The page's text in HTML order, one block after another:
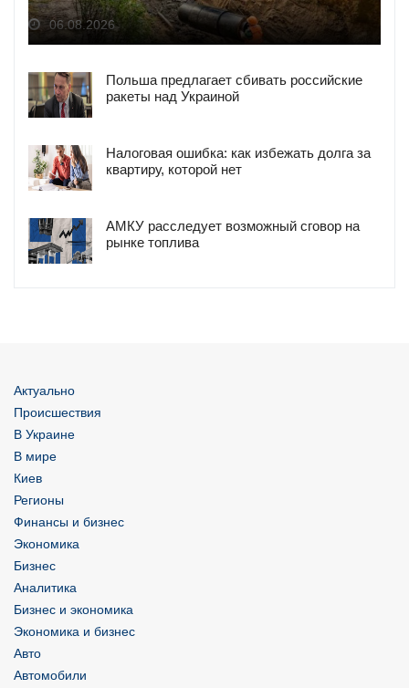
06.08.2026
Польша предлагает сбивать российские
ракеты над Украиной
Налоговая ошибка: как избежать долга за
квартиру, которой нет
АМКУ расследует возможный сговор на
рынке топлива
Актуально
Происшествия
В Украине
В мире
Киев
Регионы
Финансы и бизнес
Экономика
Бизнес
Аналитика
Бизнес и экономика
Экономика и бизнес
Авто
Автомобили